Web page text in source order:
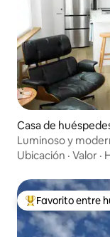
Casa de
Luminoso y
Estacionamiento
Ubicación · Valor ·
De los mejores
Favorito entre